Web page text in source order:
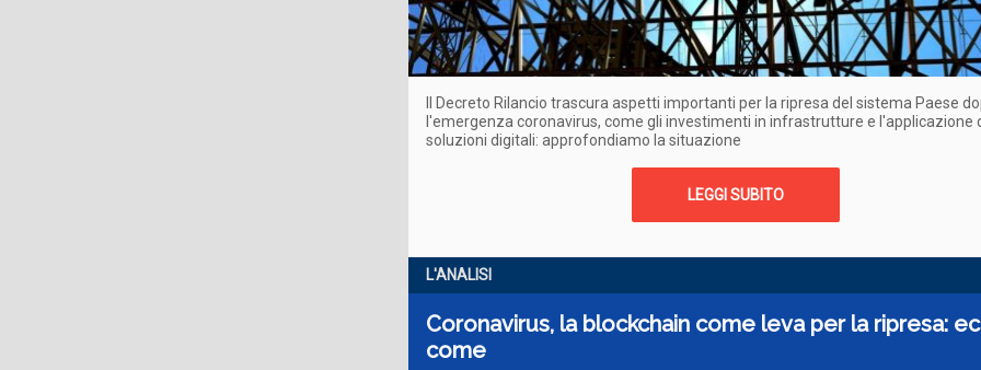
Il Decreto Rilancio trascura aspetti importanti per la ripresa del sistema Paese
l'emergenza coronavirus, come gli investimenti in infrastrutture e l'applicazione
soluzioni digitali: approfondiamo la situazione
LEGGI SUBITO
L'ANALISI
Coronavirus, la blockchain come leva per la ripresa:
come